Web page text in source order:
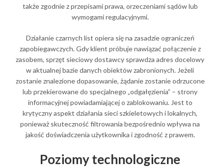
także zgodnie z przepisami prawa, orzeczeniami sądów lub
wymogami regulacyjnymi.
Działanie czarnych list opiera się na zasadzie ograniczeń
zapobiegawczych. Gdy klient próbuje nawiązać połączenie z
zasobem, sprzęt sieciowy dostawcy sprawdza adres docelowy
w aktualnej bazie danych obiektów zabronionych. Jeżeli
zostanie znalezione dopasowanie, żądanie zostanie odrzucone
lub przekierowane do specjalnego „odgałęzienia” – strony
informacyjnej powiadamiającej o zablokowaniu. Jest to
krytyczny aspekt działania sieci szkieletowych i lokalnych,
ponieważ skuteczność filtrowania bezpośrednio wpływa na
jakość doświadczenia użytkownika i zgodność z prawem.
Poziomy technologiczne